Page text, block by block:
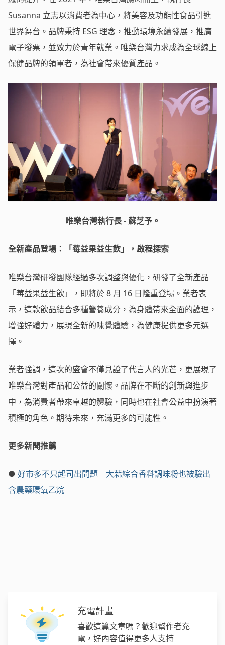
Susanna 立志以消費者為中心，將美容及功能性食品引進
世界舞台。品牌秉持 ESG 理念，推動環境永續發展，推廣
電子發票，並致力於青年就業。唯樂台灣力求成為全球線上
保健品牌的領軍者，為社會帶來優質產品。
唯樂台灣執行長 - 蘇芝予。
全新產品登場：「莓益果益生飲」，啟程探索
唯樂台灣研發團隊經過多次調整與優化，研發了全新產品
「莓益果益生飲」，即將於 8 月 16 日隆重登場。業者表
示，這款飲品結合多種營養成分，為身體帶來全面的護理，
增強好體力，展現全新的味覺體驗，為健康提供更多元選
擇。
業者強調，這次的盛會不僅見證了代言人的光芒，更展現了
唯樂台灣對產品和公益的關懷。品牌在不斷的創新與進步
中，為消費者帶來卓越的體驗，同時也在社會公益中扮演著
積極的角色。期待未來，充滿更多的可能性。
更多新聞推薦
● 好市多不只起司出問題 大蒜綜合香料調味粉也被驗出
含農藥環氧乙烷
充電計畫
喜歡這篇文章嗎？歡迎幫作者充
電，好內容值得更多人支持